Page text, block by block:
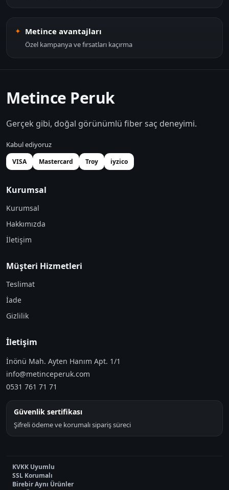
Metince avantajları
Özel kampanya ve fırsatları kaçırma
Metince Peruk
Gerçek gibi, doğal görünümlü fiber saç deneyimi.
Kabul ediyoruz
VISA Mastercard Troy iyzico
Kurumsal
Kurumsal
Hakkımızda
İletişim
Müşteri Hizmetleri
Teslimat
İade
Gizlilik
İletişim
İnönü Mah. Ayten Hanım Apt. 1/1
info@metinceperuk.com
0531 761 71 71
Güvenlik sertifikası
Şifreli ödeme ve korumalı sipariş süreci
KVKK Uyumlu
SSL Korumalı
Birebir Aynı Ürünler